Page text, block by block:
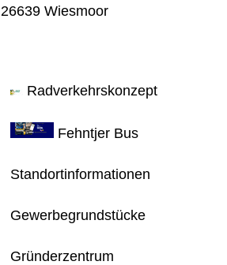
Radverkehrskonzept
Fehntjer Bus
Standortinformationen
Gewerbegrundstücke
Gründerzentrum
26639 Wiesmoor